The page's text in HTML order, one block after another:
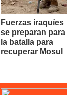
Fuerzas iraquíes
se preparan para
la batalla para
recuperar Mosul